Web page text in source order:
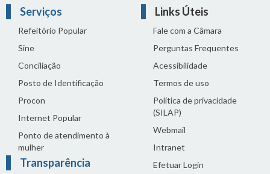
Serviços
Refeitório Popular
Sine
Conciliação
Posto de Identificação
Procon
Internet Popular
Ponto de atendimento à
mulher
Transparência
Links Úteis
Fale com a Câmara
Perguntas Frequentes
Acessibilidade
Termos de uso
Política de privacidade
(SILAP)
Webmail
Intranet
Efetuar Login